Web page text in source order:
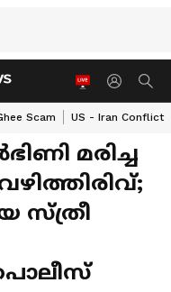
Scam US - Iran Conflict
മരിച്ച
സ്ത്രീ